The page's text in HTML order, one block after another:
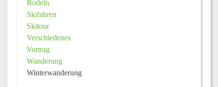
Rodeln
Skifahren
Skitour
Verschiedenes
Vortrag
Wanderung
Winterwanderung